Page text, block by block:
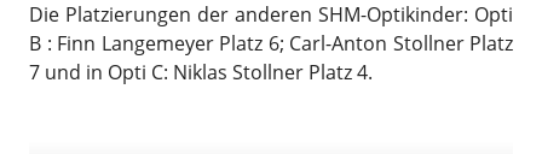
Die Platzierungen der anderen SHM-Optikinder: Opti
B : Finn Langemeyer Platz 6; Carl-Anton Stollner Platz
7 und in Opti C: Niklas Stollner Platz 4.